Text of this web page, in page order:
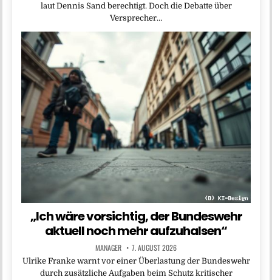
laut Dennis Sand berechtigt. Doch die Debatte über
Versprecher…
„Ich wäre vorsichtig, der Bundeswehr
aktuell noch mehr aufzuhalsen“
MANAGER 7. AUGUST 2026
Ulrike Franke warnt vor einer Überlastung der Bundeswehr
durch zusätzliche Aufgaben beim Schutz kritischer